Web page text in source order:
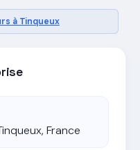
à Tinqueux
France